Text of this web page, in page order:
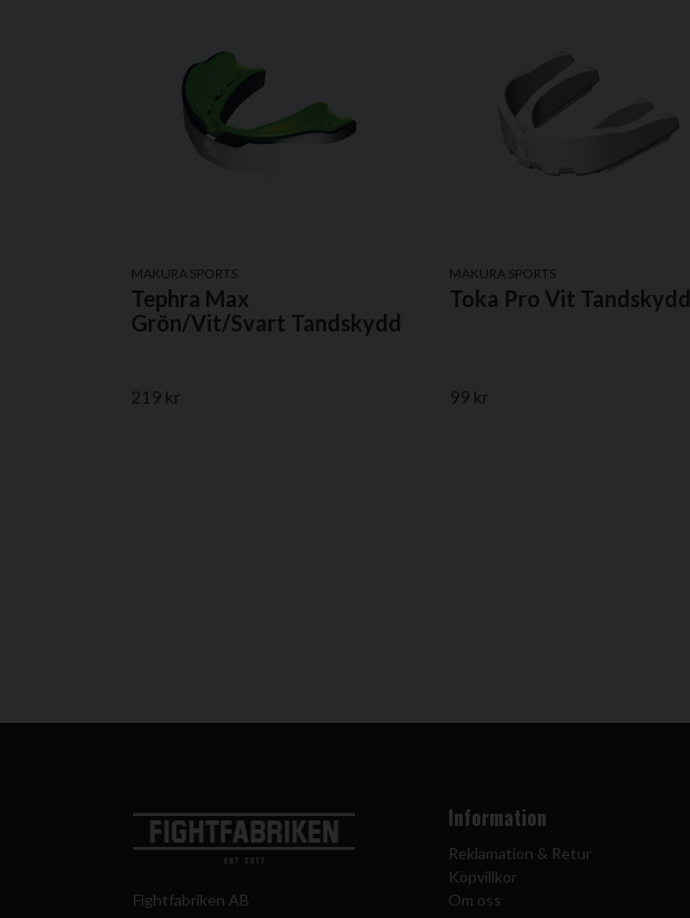
MAKURA SPORTS
Tephra Max
Grön/Vit/Svart Tandskydd
219 kr
MAKURA SPORTS
Toka Pro Vit Tandskydd
99 kr
Fightfabriken AB
Information
Reklamation & Retur
Köpvillkor
Om oss